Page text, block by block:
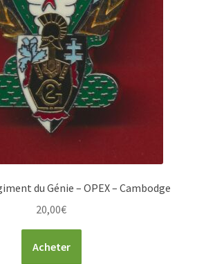
du Génie – OPEX – Cambodge
20,00€
Acheter